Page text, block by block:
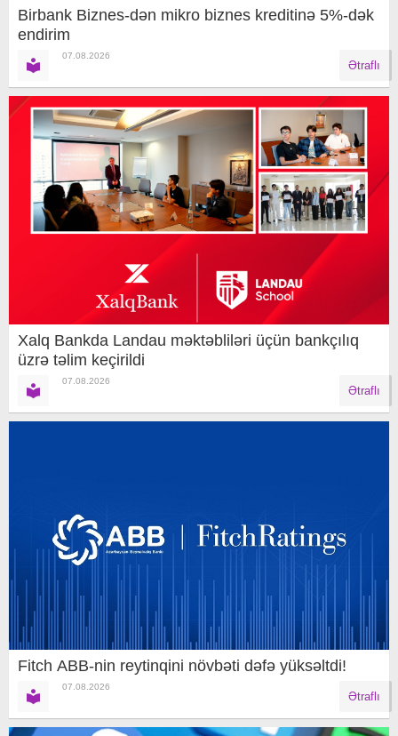
Birbank Biznes-dən mikro biznes kreditinə 5%-dək
endirim
07.08.2026
Ətraflı
Xalq Bankda Landau məktəbliləri üçün bankçılıq
üzrə təlim keçirildi
07.08.2026
Ətraflı
Fitch ABB-nin reytinqini növbəti dəfə yüksəltdi!
07.08.2026
Ətraflı